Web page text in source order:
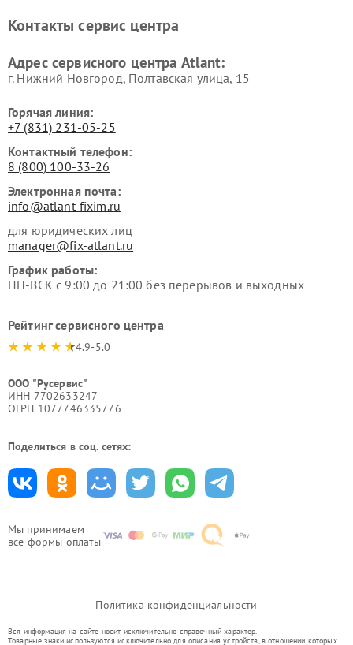
Мы принимаем
все формы оплаты
Контакты сервис центра
Адрес сервисного центра Atlant:
г. Нижний Новгород, Полтавская улица, 15
Горячая линия:
+7 (831) 231-05-25
Контактный телефон:
8 (800) 100-33-26
Электронная почта:
info@atlant-fixim.ru
для юридических лиц
manager@fix-atlant.ru
График работы:
ПН-ВСК с 9:00 до 21:00 без перерывов и выходных
Рейтинг сервисного центра
4.9-5.0
ООО "Русервис"
ИНН 7702633247
ОГРН 1077746335776
Поделиться в соц. сетях:
Политика конфиденциальности
Вся информация на сайте носит исключительно справочный характер.
Товарные знаки используются исключительно для описания устройств, в отношении которых